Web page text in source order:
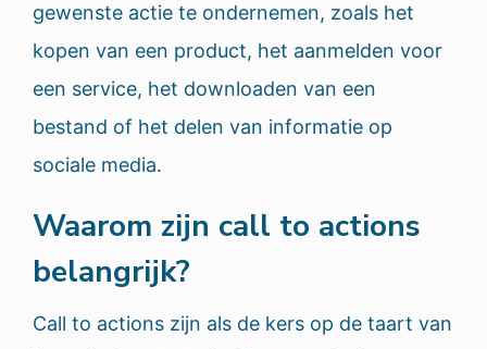
gewenste actie te ondernemen, zoals het
kopen van een product, het aanmelden voor
een service, het downloaden van een
bestand of het delen van informatie op
sociale media.
Waarom zijn call to actions
belangrijk?
Call to actions zijn als de kers op de taart van